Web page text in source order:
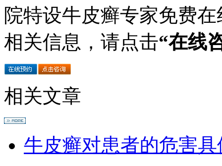
院特设牛皮癣专家免费
相关信息，请点击“在线
相关文章
牛皮癣对患者的危害